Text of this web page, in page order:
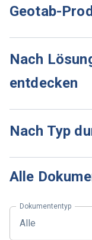
Geotab-
Nach
entdecken
Nach Typ
Alle
Dokumententyp
Alle